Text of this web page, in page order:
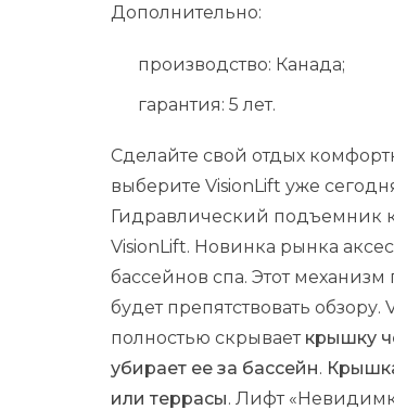
Дополнительно:
производство: Канада;
гарантия: 5 лет.
Сделайте свой отдых
выберите VisionLift уже
Гидравлический подъемник
VisionLift. Новинка рынка
бассейнов спа. Этот
будет препятствовать
полностью скрывает крышку
убирает ее за бассейн.
или террасы. Лифт